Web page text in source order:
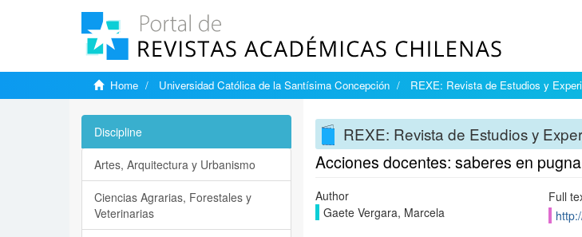
Home Universidad Católica de la Santísima Concepción REXE: Revista de Estudios y
REXE: Revista de Estudios y
Acciones docentes: saberes en pugna
Author
Gaete Vergara, Marcela
Full
Discipline
Artes, Arquitectura y Urbanismo
Ciencias Agrarias, Forestales y
Veterinarias